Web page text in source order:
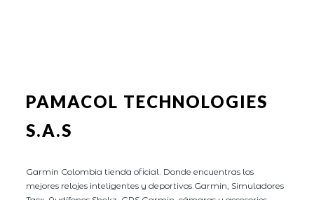
PAMACOL TECHNOLOGIES
S.A.S
Garmin Colombia tienda oficial. Donde encuentras los
mejores relojes inteligentes y deportivos Garmin, Simuladores